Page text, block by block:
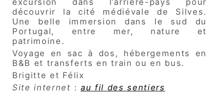
découvrir la cité médiévale de Silves.
Une belle immersion dans le sud du
Portugal, entre mer, nature et
patrimoine.
Voyage en sac à dos, hébergements en
B&B et transferts en train ou en bus.
Brigitte et Félix
Site internet : au fil des sentiers